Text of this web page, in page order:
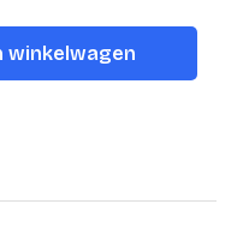
winkelwagen